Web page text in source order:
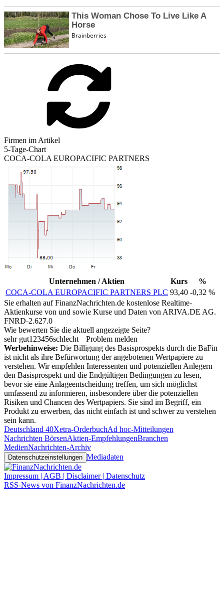
Firmen im Artikel
5-Tage-Chart
COCA-COLA EUROPACIFIC PARTNERS
Unternehmen / Aktien Kurs
%
COCA-COLA EUROPACIFIC PARTNERS PLC 93,40 -0,32 %
Sie erhalten auf FinanzNachrichten.de kostenlose Realtime-
Aktienkurse von und sowie Kurse und Daten von ARIVA.DE AG.
FNRD-2.627.0
Wie bewerten Sie die aktuell angezeigte Seite?
sehr gut1 23456schlecht
Problem melden
Werbehinweise: Die Billigung des Basisprospekts durch die BaFin
ist nicht als ihre Befürwortung der angebotenen Wertpapiere zu
verstehen. Wir empfehlen Interessenten und potenziellen Anlegern
den Basisprospekt und die Endgültigen Bedingungen zu lesen,
bevor sie eine Anlageentscheidung treffen, um sich möglichst
umfassend zu informieren, insbesondere über die potenziellen
Risiken und Chancen des Wertpapiers. Sie sind im Begriff, ein
Produkt zu erwerben, das nicht einfach ist und schwer zu verstehen
sein kann.
Deutschland 40Xetra-OrderbuchAd hoc-Mitteilungen
Nachrichten BörsenAktien-EmpfehlungenBranchen
MedienNachrichten-Archiv
Datenschutzeinstellungen Mediadaten
Impressum | AGB | Disclaimer | Datenschutz
RSS-News von FinanzNachrichten.de